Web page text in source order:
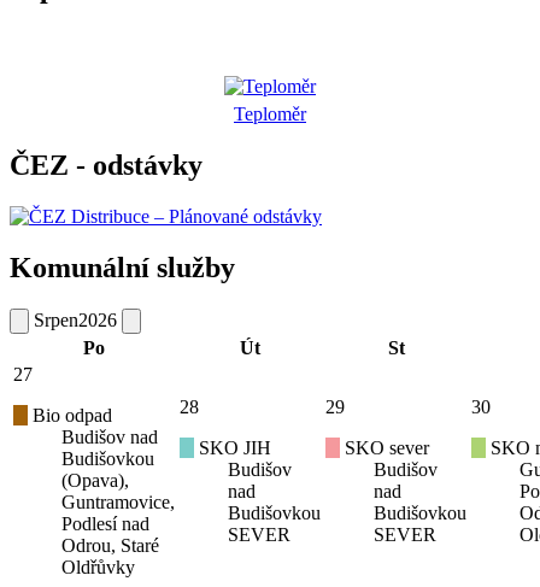
Teploměr
ČEZ - odstávky
Komunální služby
Srpen2026
Po
Út
St
27
Bio odpad
Budišov nad
Budišovkou
(Opava),
Guntramovice,
Podlesí nad
Odrou, Staré
Oldřůvky
28
SKO JIH
Budišov
nad
Budišovkou
SEVER
29
SKO sever
Budišov
nad
Budišovkou
SEVER
30
SKO